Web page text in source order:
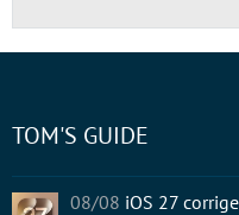
TOM'S GUIDE
08/08 iOS 27